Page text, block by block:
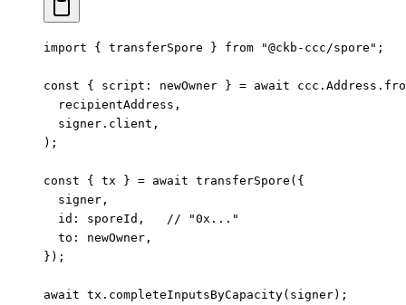
import { transferSpore } from "@ckb-ccc/spore" ;
const { script : newOwner } = await ccc.Address.
  recipientAddress,
  signer.client,
);
const { tx } = await transferSpore ({
  signer,
  id: sporeId,
// "0x..."
  to: newOwner,
});
await tx. completeInputsByCapacity(signer);